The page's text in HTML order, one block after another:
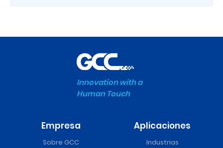
Innovation with a
Human Touch
Empresa
Sobre GCC
Aplicaciones
Industrias